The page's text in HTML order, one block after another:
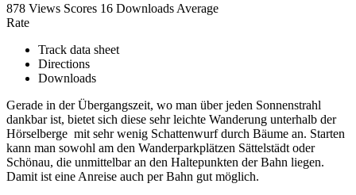
878 Views Scores 16 Downloads Average
Rate
Track data sheet
Directions
Downloads
Gerade in der Übergangszeit, wo man über jeden Sonnenstrahl
dankbar ist, bietet sich diese sehr leichte Wanderung unterhalb der
Hörselberge mit sehr wenig Schattenwurf durch Bäume an. Starten
kann man sowohl am den Wanderparkplätzen Sättelstädt oder
Schönau, die unmittelbar an den Haltepunkten der Bahn liegen.
Damit ist eine Anreise auch per Bahn gut möglich.